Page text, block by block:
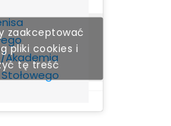
Akademia
zaakceptować
pliki cookies i
tę treść